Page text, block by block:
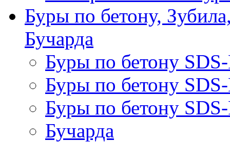
Буры по бетону,
Бучарда
Буры по бетону
Буры по бетону
Буры по бетону
Бучарда